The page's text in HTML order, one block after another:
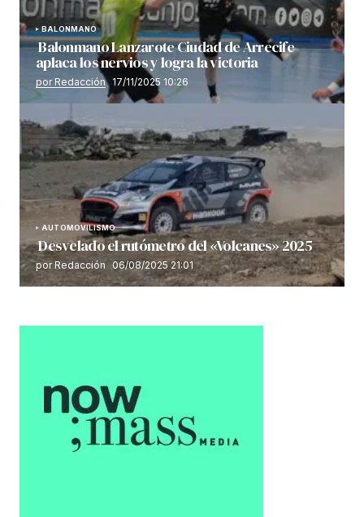
BALONMANO
Balonmano Lanzarote Ciudad de Arrecife
aplaca los nervios y logra la victoria
por Redacción 17/11/2025 10:26
AUTOMOVILISMO
Desvelado el rutómetro del «Volcanes» 2025
por Redacción 06/08/2025 21:01